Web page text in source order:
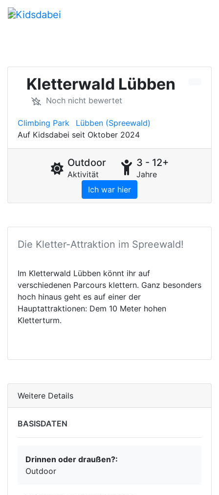
Kletterwald Lübben
Noch nicht bewertet
Climbing Park
Lübben (Spreewald)
Auf Kidsdabei seit Oktober 2024
Outdoor
Aktivität
3 - 12+
Jahre
Ich war hier
Die Kletter-Attraktion im Spreewald!
Im Kletterwald Lübben könnt ihr auf
verschiedenen Parcours klettern. Ganz besonders
hoch hinaus geht es auf einer der
Hauptattraktionen: Dem 10 Meter hohen
Kletterturm.
Weitere Details
BASISDATEN
Drinnen oder draußen?:
Outdoor